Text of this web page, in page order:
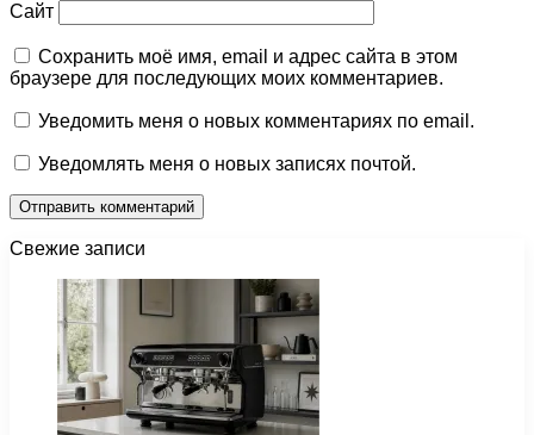
Сайт
Сохранить моё имя, email и адрес сайта в этом
браузере для последующих моих комментариев.
Уведомить меня о новых комментариях по email.
Уведомлять меня о новых записях почтой.
Свежие записи